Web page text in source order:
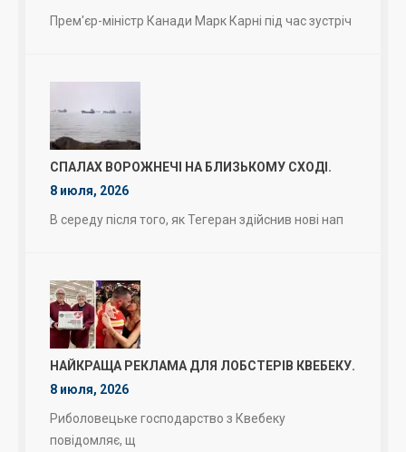
Прем'єр-міністр Канади Марк Карні під час зустріч
СПАЛАХ ВОРОЖНЕЧІ НА БЛИЗЬКОМУ СХОДІ.
8 июля, 2026
В середу після того, як Тегеран здійснив нові нап
НАЙКРАЩА РЕКЛАМА ДЛЯ ЛОБСТЕРІВ КВЕБЕКУ.
8 июля, 2026
Риболовецьке господарство з Квебеку
повідомляє, щ